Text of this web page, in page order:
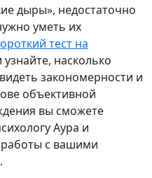
дыры», недостаточно
уметь их
тест на
узнайте, насколько
закономерности и
объективной
вы сможете
Аура и
с вашими